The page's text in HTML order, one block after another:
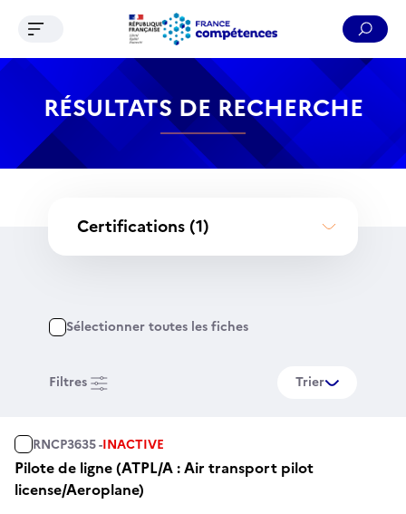
Contenu Recherche Menu Pied de page
Ouvrir le menu de navigation
RÉSULTATS DE RECHERCHE
Certifications (1)
Sélectionner toutes les fiches
Filtres Trier
RNCP3635 -INACTIVE
Pilote de ligne (ATPL/A : Air transport pilot
license/Aeroplane)